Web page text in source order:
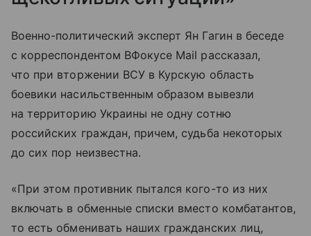
Военно-политический эксперт Ян Гагин в беседе
с корреспондентом ВФокусе Mail рассказал,
что при вторжении ВСУ в Курскую область
боевики насильственным образом вывезли
на территорию Украины не одну сотню
российских граждан, причем, судьба некоторых
до сих пор неизвестна.
«При этом противник пытался кого-то из них
включать в обменные списки вместо комбатантов,
то есть обменивать наших гражданских лиц,